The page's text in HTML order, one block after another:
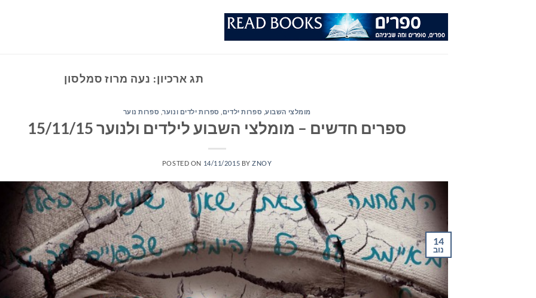
תג ארכיון: נעה מרוז סמלסון
מומלצי השבוע, ספרות ילדים ספרות ילדים ונוער, ספרות נוער
ספרים חדשים – מומלצי השבוע לילדים ולנוער 15/11/15
POSTED ON 14/11/2015 BYZNOY
14
נוב